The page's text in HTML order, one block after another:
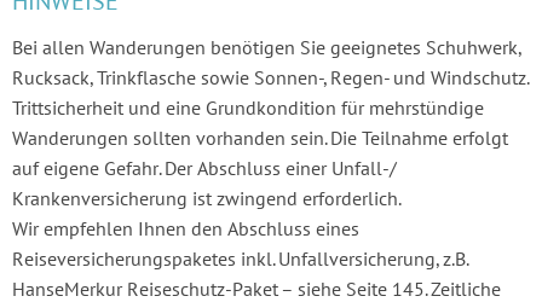
Bei allen Wanderungen benötigen Sie geeignetes Schuhwerk,
Rucksack, Trinkflasche sowie Sonnen-, Regen- und Windschutz.
Trittsicherheit und eine Grundkondition für mehrstündige
Wanderungen sollten vorhanden sein. Die Teilnahme erfolgt
auf eigene Gefahr. Der Abschluss einer Unfall-/
Krankenversicherung ist zwingend erforderlich.
Wir empfehlen Ihnen den Abschluss eines
Reiseversicherungspaketes inkl. Unfallversicherung, z.B.
HanseMerkur Reiseschutz-Paket – siehe Seite 145. Zeitliche